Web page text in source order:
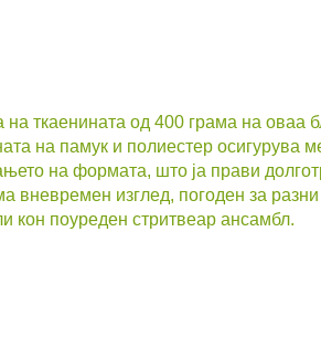
на ткаенината од 400 грама на оваа
на памук и полиестер осигурува
на формата, што ја прави
вневремен изглед, погоден за
кон поуреден стритвеар ансамбл.